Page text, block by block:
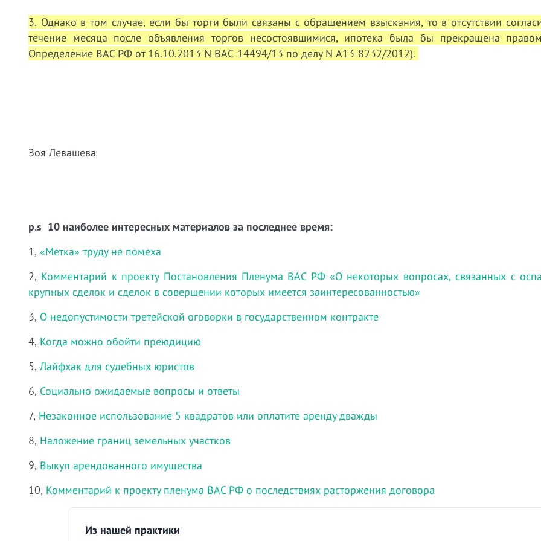
3. Однако в том случае, если бы торги были связаны с обращением взыскания, то в отсутствии
течение месяца после объявления торгов несостоявшимися, ипотека была бы прекращена
Определение ВАС РФ от 16.10.2013 N ВАС-14494/13 по делу N А13-8232/2012).
Зоя Левашева
p.s 10 наиболее интересных материалов за последнее время:
1, «Метка» труду не помеха
2, Комментарий к проекту Постановления Пленума ВАС РФ «О некоторых вопросах, связанных с
крупных сделок и сделок в совершении которых имеется заинтересованностью»
3, О недопустимости третейской оговорки в государственном контракте
4, Когда можно обойти преюдицию
5, Лайфхак для судебных юристов
6, Социально ожидаемые вопросы и ответы
7, Незаконное использование 5 квадратов или оплатите аренду дважды
8, Наложение границ земельных участков
9, Выкуп арендованного имущества
10, Комментарий к проекту пленума ВАС РФ о последствиях расторжения договора
Из нашей практики